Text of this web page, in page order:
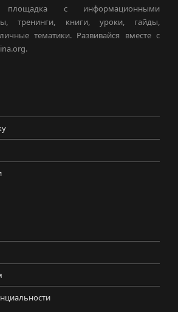
площадка с информационными
тренинги, книги, уроки, гайды,
тематики. Развивайся вместе с